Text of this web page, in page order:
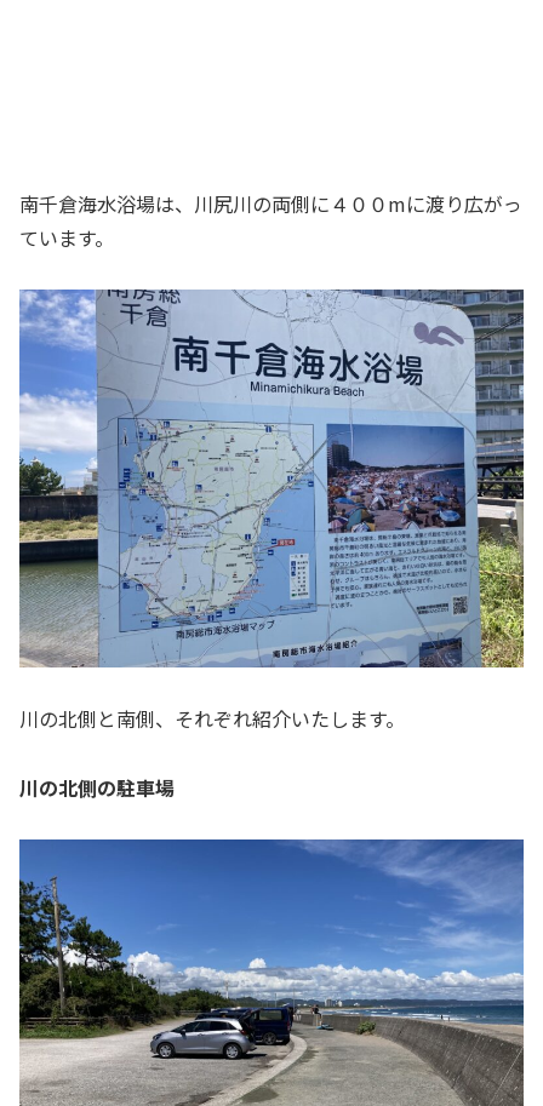
南千倉海水浴場は、川尻川の両側に４００mに渡り広がっ
ています。
川の北側と南側、それぞれ紹介いたします。
川の北側の駐車場